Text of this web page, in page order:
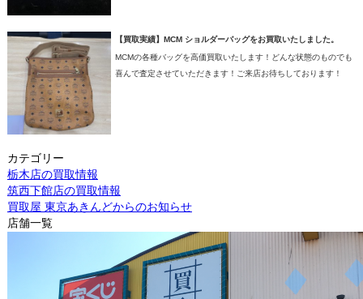
【買取実績】MCM ショルダーバッグをお買取いたしました。
MCMの各種バッグを高価買取いたします！どんな状態のものでも
喜んで査定させていただきます！ご来店お待ちしております！
カテゴリー
栃木店の買取情報
筑西下館店の買取情報
買取屋 東京あきんどからのお知らせ
店舗一覧